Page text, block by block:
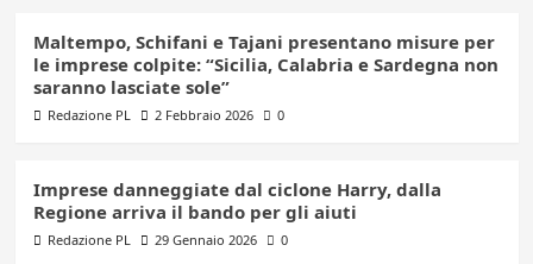
Maltempo, Schifani e Tajani presentano misure per
le imprese colpite: “Sicilia, Calabria e Sardegna non
saranno lasciate sole”
Redazione PL 2 Febbraio 2026 0
Imprese danneggiate dal ciclone Harry, dalla
Regione arriva il bando per gli aiuti
Redazione PL 29 Gennaio 2026 0